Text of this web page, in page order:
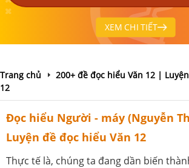
XEM CHI TIẾT
Trang chủ
200+ đề đọc hiểu Văn 12 |
12
Đọc hiểu Người - máy (Nguyễn
Luyện đề đọc hiểu Văn 12
Thực tế là, chúng ta đang dần biến